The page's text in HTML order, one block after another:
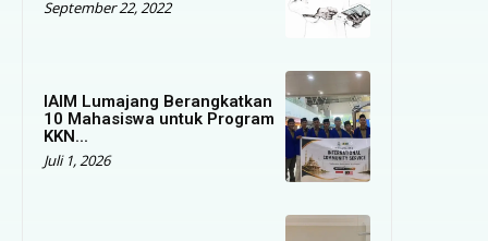
September 22, 2022
IAIM Lumajang Berangkatkan
10 Mahasiswa untuk Program
KKN...
Juli 1, 2026